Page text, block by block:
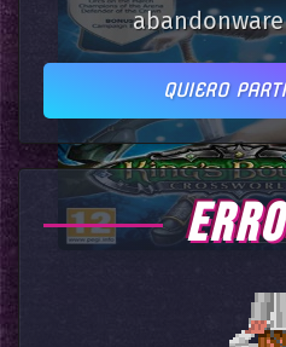
QUIERO